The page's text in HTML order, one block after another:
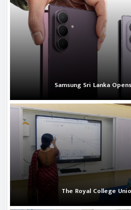
Samsung Sri Lanka
The Royal College